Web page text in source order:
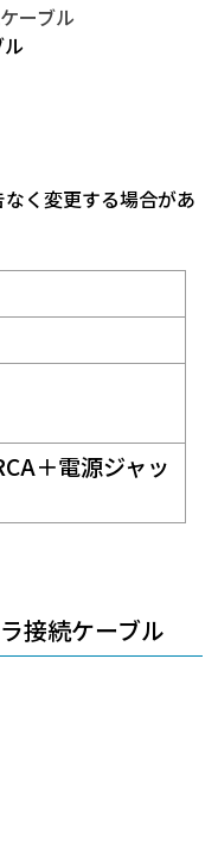
ーブル
く変更する場合があ
＋電源ジャッ
接続ケーブル